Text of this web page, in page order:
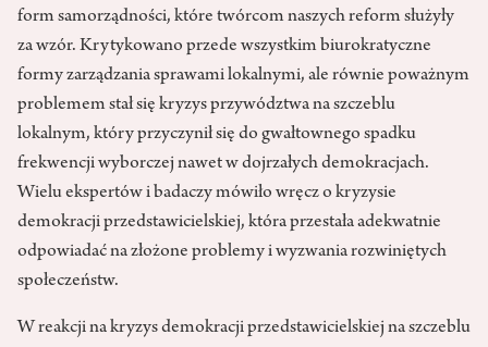
form samorządności, które twórcom naszych reform służyły
za wzór. Krytykowano przede wszystkim biurokratyczne
formy zarządzania sprawami lokalnymi, ale równie poważnym
problemem stał się kryzys przywództwa na szczeblu
lokalnym, który przyczynił się do gwałtownego spadku
frekwencji wyborczej nawet w dojrzałych demokracjach.
Wielu ekspertów i badaczy mówiło wręcz o kryzysie
demokracji przedstawicielskiej, która przestała adekwatnie
odpowiadać na złożone problemy i wyzwania rozwiniętych
społeczeństw.
W reakcji na kryzys demokracji przedstawicielskiej na szczeblu